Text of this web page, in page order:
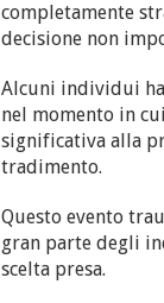
completamente
decisione non
Alcuni individui
nel momento in
significativa alla
tradimento.
Questo evento
gran parte degli
scelta presa.